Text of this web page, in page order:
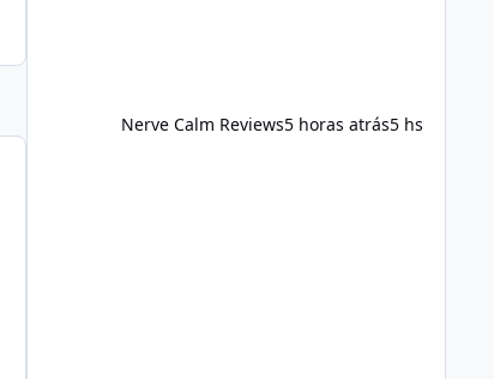
Nerve Calm Reviews5 horas atrás5 hs